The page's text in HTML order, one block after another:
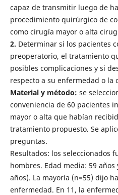
capaz de transmitir luego de
procedimiento quirúrgico de
como cirugía mayor o alta
2. Determinar si los pacientes
preoperatorio, el tratamiento
posibles complicaciones y si
respecto a su enfermedad o la
Material y método: se
conveniencia de 60 pacientes
mayor o alta que habían
tratamiento propuesto. Se
preguntas.
Resultados: los seleccionados
hombres. Edad media: 59
años). La mayoría (n=55) dijo
enfermedad. En 11, la